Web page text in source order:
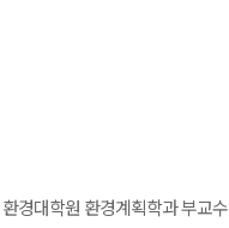
경대학원 환경계획학과 부교수